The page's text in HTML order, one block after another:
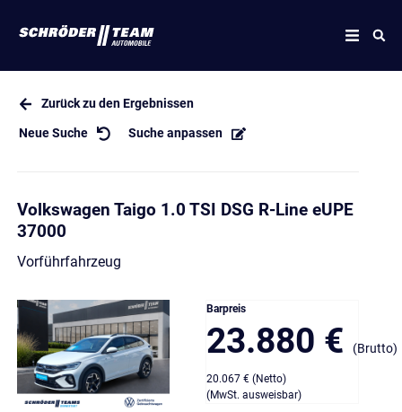
Zurück zu den Ergebnissen
Neue Suche Suche anpassen
Volkswagen Taigo 1.0 TSI DSG R-Line eUPE
37000
Vorführfahrzeug
Barpreis
23.880 € (Brutto)
20.067 € (Netto)
(MwSt. ausweisbar)